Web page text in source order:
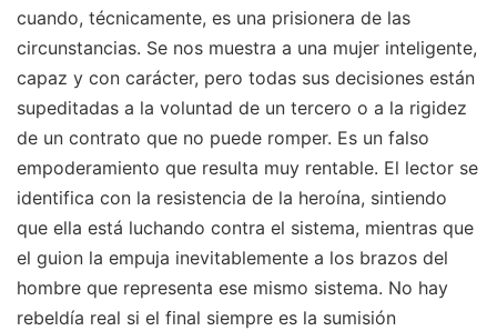
cuando, técnicamente, es una prisionera de las
circunstancias. Se nos muestra a una mujer inteligente,
capaz y con carácter, pero todas sus decisiones están
supeditadas a la voluntad de un tercero o a la rigidez
de un contrato que no puede romper. Es un falso
empoderamiento que resulta muy rentable. El lector se
identifica con la resistencia de la heroína, sintiendo
que ella está luchando contra el sistema, mientras que
el guion la empuja inevitablemente a los brazos del
hombre que representa ese mismo sistema. No hay
rebeldía real si el final siempre es la sumisión